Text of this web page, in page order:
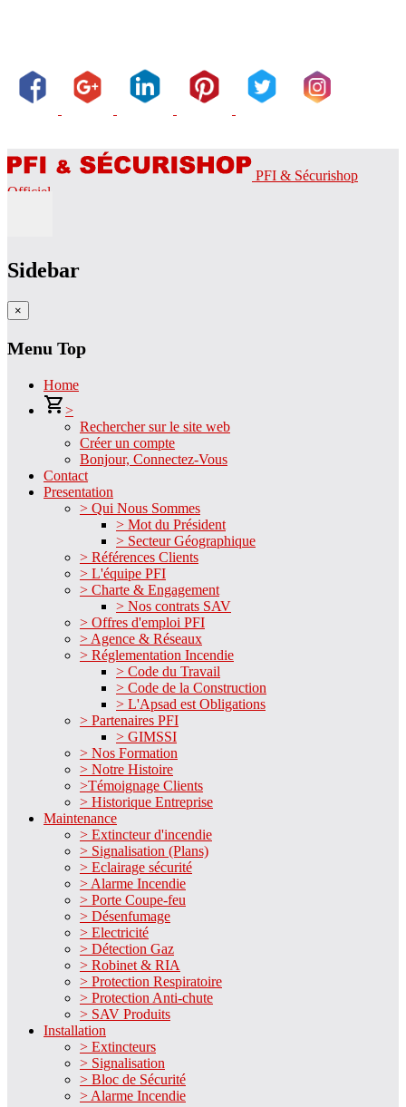
PFI & Sécurishop
Officiel
Sidebar
×
Menu Top
Home
>
Rechercher sur le site web
Créer un compte
Bonjour, Connectez-Vous
Contact
Presentation
> Qui Nous Sommes
> Mot du Président
> Secteur Géographique
> Références Clients
> L'équipe PFI
> Charte & Engagement
> Nos contrats SAV
> Offres d'emploi PFI
> Agence & Réseaux
> Réglementation Incendie
> Code du Travail
> Code de la Construction
> L'Apsad est Obligations
> Partenaires PFI
> GIMSSI
> Nos Formation
> Notre Histoire
>Témoignage Clients
> Historique Entreprise
Maintenance
> Extincteur d'incendie
> Signalisation (Plans)
> Eclairage sécurité
> Alarme Incendie
> Porte Coupe-feu
> Désenfumage
> Electricité
> Détection Gaz
> Robinet & RIA
> Protection Respiratoire
> Protection Anti-chute
> SAV Produits
Installation
> Extincteurs
> Signalisation
> Bloc de Sécurité
> Alarme Incendie